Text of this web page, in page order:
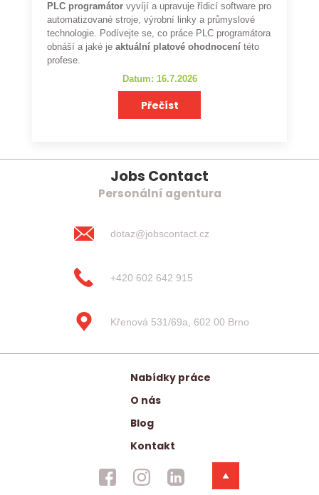
PLC programátor vyvíjí a upravuje řídicí software pro
automatizované stroje, výrobní linky a průmyslové
technologie. Podívejte se, co práce PLC programátora
obnáší a jaké je aktuální platové ohodnocení této
profese.
Datum: 16.7.2026
Přečíst
Jobs Contact
Personální agentura
dotaz@jobscontact.cz
+420 602 642 915
Křenová 531/69a, 602 00 Brno
Nabídky práce
O nás
Blog
Kontakt